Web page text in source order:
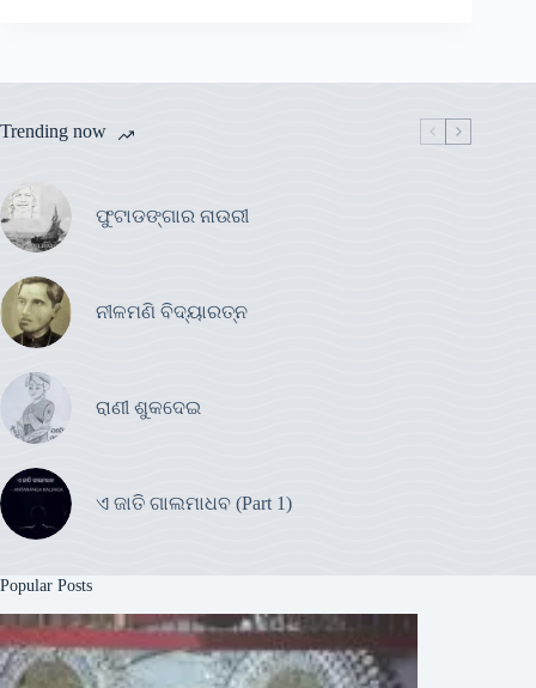
Trending now
ଫୁଟାଡଙ୍ଗାର ନାଉରୀ
ନୀଳମଣି ବିଦ୍ୟାରତ୍ନ
ରାଣୀ ଶୁକଦେଇ
ଏ ଜାତି ଗାଲମାଧବ (Part 1)
Popular Posts